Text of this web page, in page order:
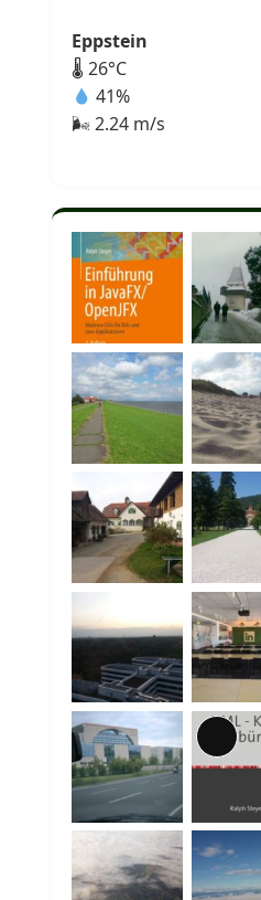
Eppstein
🌡 26°C
41%
🌬 2.24 m/s